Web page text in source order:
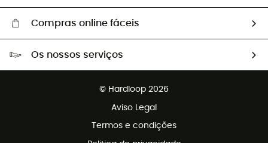
Compras online fáceis
Os nossos serviços
© Hardloop 2026
Aviso Legal
Termos e condições